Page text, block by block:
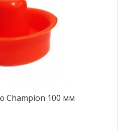
Champion 100 мм